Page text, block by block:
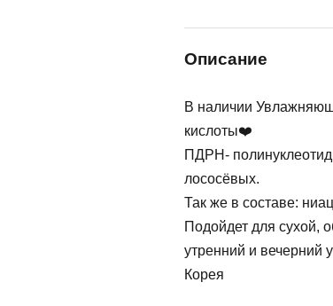
Описание
В наличии
кислоты❤️
ПДРН-
лососёвых.
Так же в составе:
Подойдет для сухой,
утренний и вечерний
Корея